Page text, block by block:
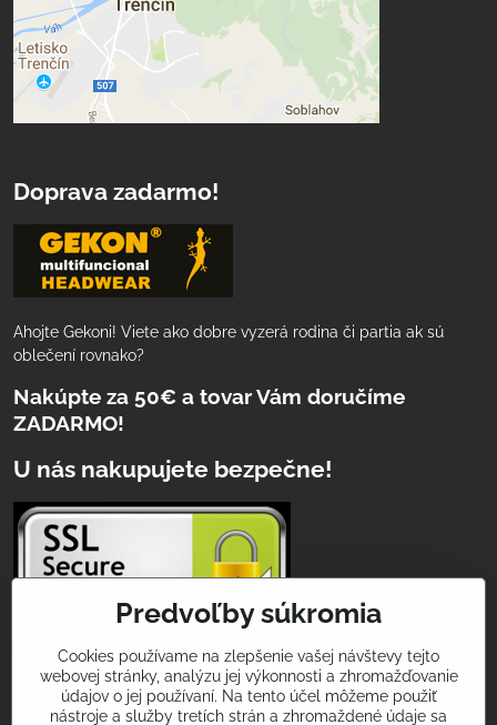
Doprava zadarmo!
Ahojte Gekoni! Viete ako dobre vyzerá rodina či partia ak sú
oblečení rovnako?
Nakúpte za 50€ a tovar Vám doručíme
ZADARMO!
U nás nakupujete bezpečne!
Podeľte sa s nami o Vaše športové zážitky
a úspechy!
Predvoľby súkromia
Cookies používame na zlepšenie vašej návštevy tejto
webovej stránky, analýzu jej výkonnosti a zhromažďovanie
údajov o jej používaní. Na tento účel môžeme použiť
nástroje a služby tretích strán a zhromaždené údaje sa